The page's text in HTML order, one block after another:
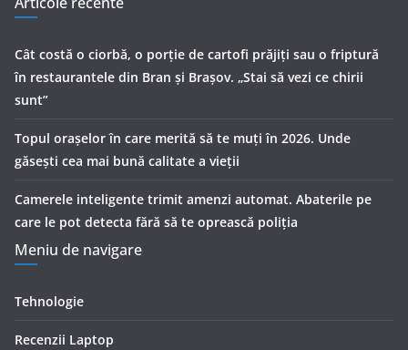
Cât costă o ciorbă, o porţie de cartofi prăjiţi sau o friptură
în restaurantele din Bran şi Braşov. „Stai să vezi ce chirii
sunt”
Topul orașelor în care merită să te muți în 2026. Unde
găsești cea mai bună calitate a vieții
Camerele inteligente trimit amenzi automat. Abaterile pe
care le pot detecta fără să te oprească poliția
Meniu de navigare
Tehnologie
Recenzii Laptop